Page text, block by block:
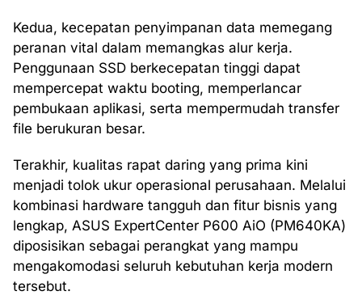
Kedua, kecepatan penyimpanan data memegang
peranan vital dalam memangkas alur kerja.
Penggunaan SSD berkecepatan tinggi dapat
mempercepat waktu booting, memperlancar
pembukaan aplikasi, serta mempermudah transfer
file berukuran besar.
Terakhir, kualitas rapat daring yang prima kini
menjadi tolok ukur operasional perusahaan. Melalui
kombinasi hardware tangguh dan fitur bisnis yang
lengkap, ASUS ExpertCenter P600 AiO (PM640KA)
diposisikan sebagai perangkat yang mampu
mengakomodasi seluruh kebutuhan kerja modern
tersebut.